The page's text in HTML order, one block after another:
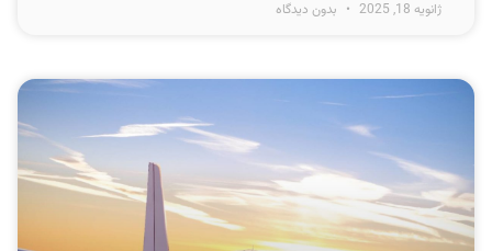
ژانویه 18, 2025 بدون دیدگاه